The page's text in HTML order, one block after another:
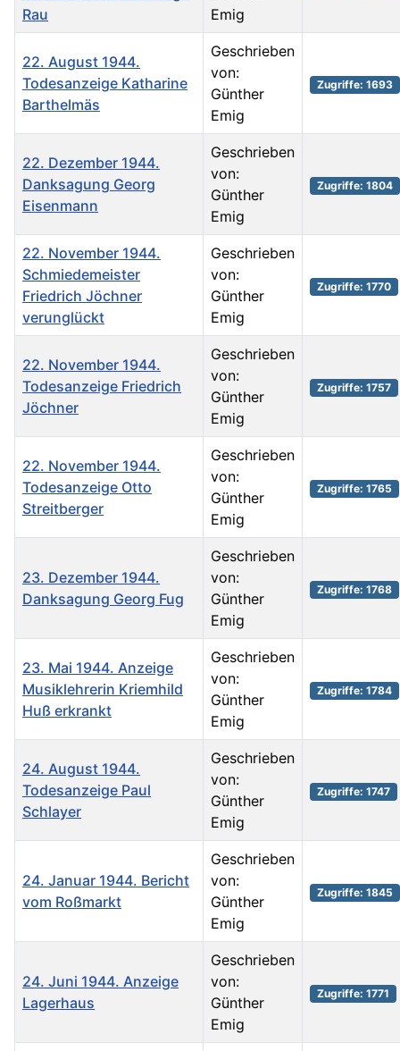
Rau
Emig
22. August 1944.
Todesanzeige Katharine
Barthelmäs
Geschrieben
von:
Günther
Emig
Zugriffe: 1693
22. Dezember 1944.
Danksagung Georg
Eisenmann
Geschrieben
von:
Günther
Emig
Zugriffe: 1804
22. November 1944.
Schmiedemeister
Friedrich Jöchner
verunglückt
Geschrieben
von:
Günther
Emig
Zugriffe: 1770
22. November 1944.
Todesanzeige Friedrich
Jöchner
Geschrieben
von:
Günther
Emig
Zugriffe: 1757
22. November 1944.
Todesanzeige Otto
Streitberger
Geschrieben
von:
Günther
Emig
Zugriffe: 1765
23. Dezember 1944.
Danksagung Georg Fug
Geschrieben
von:
Günther
Emig
Zugriffe: 1768
23. Mai 1944. Anzeige
Musiklehrerin Kriemhild
Huß erkrankt
Geschrieben
von:
Günther
Emig
Zugriffe: 1784
24. August 1944.
Todesanzeige Paul
Schlayer
Geschrieben
von:
Günther
Emig
Zugriffe: 1747
24. Januar 1944. Bericht
vom Roßmarkt
Geschrieben
von:
Günther
Emig
Zugriffe: 1845
24. Juni 1944. Anzeige
Lagerhaus
Geschrieben
von:
Günther
Emig
Zugriffe: 1771